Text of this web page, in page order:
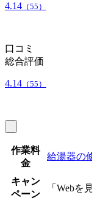
4.14 （55）
口コミ
総合評価
4.14 （55）
作業料
金
給湯器の
キャン
ペーン
「Webを